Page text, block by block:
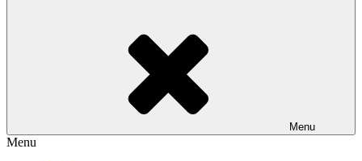
Menu
Menu